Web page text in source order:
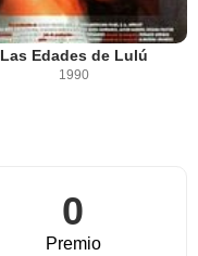
Las Edades de Lulú
1990
0
Premio